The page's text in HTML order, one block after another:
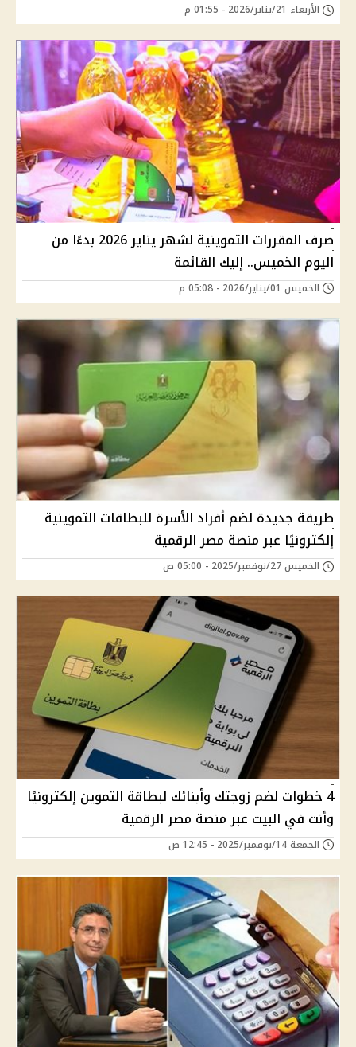
الأربعاء 21/يناير/2026 - 01:55 م
صرف المقررات التموينية لشهر يناير 2026 بدءًا من
اليوم الخميس.. إليك القائمة
الخميس 01/يناير/2026 - 05:08 م
طريقة جديدة لضم أفراد الأسرة للبطاقات التموينية
إلكترونيًا عبر منصة مصر الرقمية
الخميس 27/نوفمبر/2025 - 05:00 ص
4 خطوات لضم زوجتك وأبنائك لبطاقة التموين إلكترونيًا
وأنت في البيت عبر منصة مصر الرقمية
الجمعة 14/نوفمبر/2025 - 12:45 ص